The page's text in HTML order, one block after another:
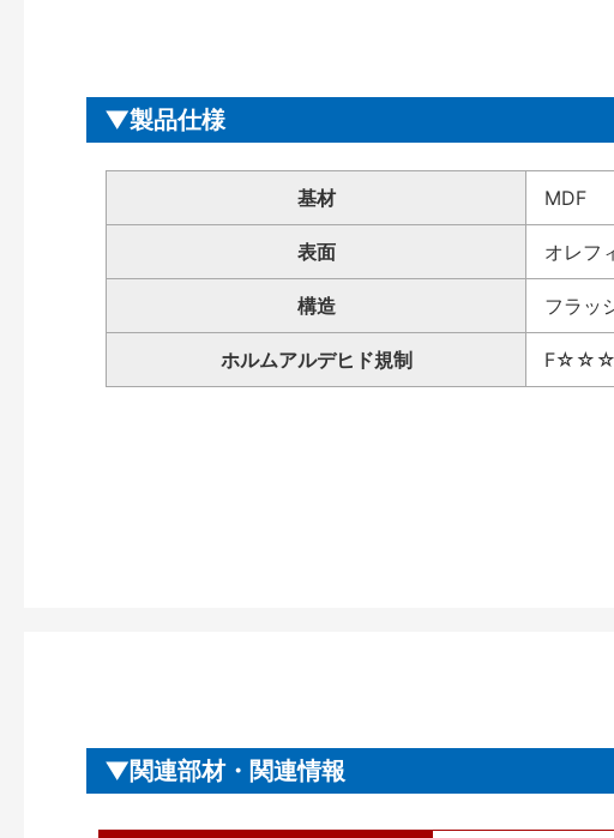
製品仕様
基材 MDF
表面 オレフ
構造 フラッ
ホルムアルデヒド規制 F☆☆☆☆
関連部材・関連情報